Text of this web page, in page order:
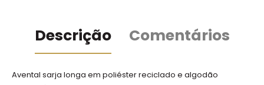
Descrição Comentários
Avental sarja longa em poliéster reciclado e algodão